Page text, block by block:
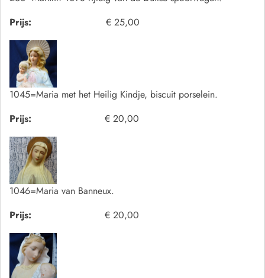
Prijs:
€ 25,00
1045=Maria met het Heilig Kindje, biscuit porselein.
Prijs:
€ 20,00
1046=Maria van Banneux.
Prijs:
€ 20,00